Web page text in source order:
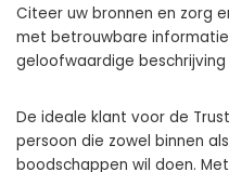
Citeer uw bronnen en zorg
met betrouwbare
geloofwaardige
De ideale klant voor de
persoon die zowel binnen
boodschappen wil doen.